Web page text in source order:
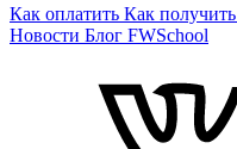
Как оплатить Как получить
Новости Блог FWSchool